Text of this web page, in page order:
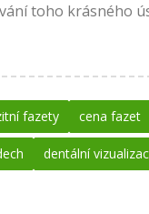
toho krásného
fazety cena fazet
dentální